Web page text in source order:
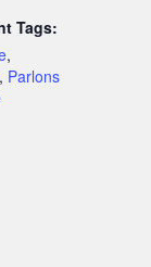
Tags:
,
Parlons